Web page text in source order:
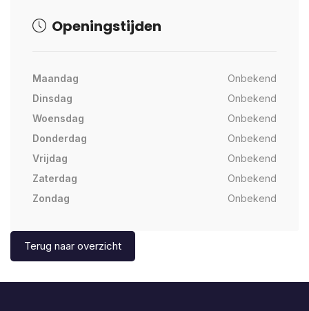
Openingstijden
Maandag
Onbekend
Dinsdag
Onbekend
Woensdag
Onbekend
Donderdag
Onbekend
Vrijdag
Onbekend
Zaterdag
Onbekend
Zondag
Onbekend
Terug naar overzicht